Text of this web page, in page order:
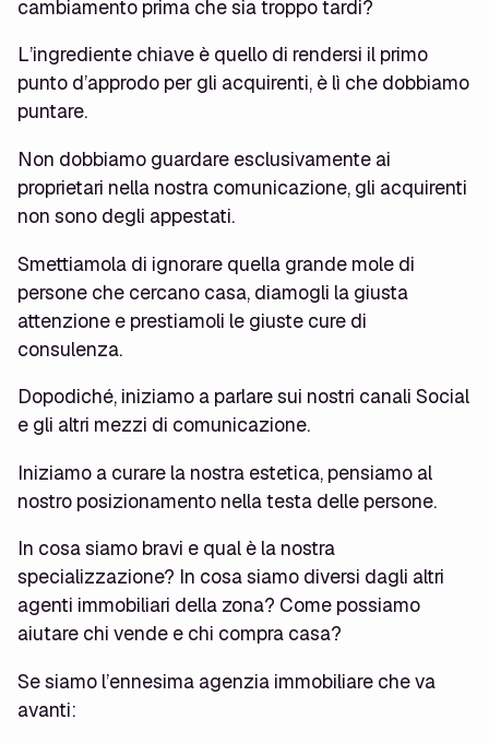
cambiamento prima che sia troppo tardi?
L’ingrediente chiave è quello di rendersi il primo
punto d’approdo per gli acquirenti, è lì che dobbiamo
puntare.
Non dobbiamo guardare esclusivamente ai
proprietari nella nostra comunicazione, gli acquirenti
non sono degli appestati.
Smettiamola di ignorare quella grande mole di
persone che cercano casa, diamogli la giusta
attenzione e prestiamoli le giuste cure di
consulenza.
Dopodiché, iniziamo a parlare sui nostri canali Social
e gli altri mezzi di comunicazione.
Iniziamo a curare la nostra estetica, pensiamo al
nostro posizionamento nella testa delle persone.
In cosa siamo bravi e qual è la nostra
specializzazione? In cosa siamo diversi dagli altri
agenti immobiliari della zona? Come possiamo
aiutare chi vende e chi compra casa?
Se siamo l’ennesima agenzia immobiliare che va
avanti: